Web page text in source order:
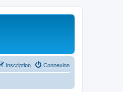
Connexion
Inscription